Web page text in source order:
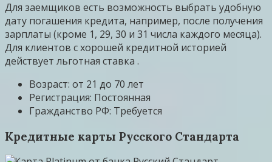
Для заемщиков есть возможность выбрать удобную
дату погашения кредита, например, после получения
зарплаты (кроме 1, 29, 30 и 31 числа каждого месяца).
Для клиентов с хорошей кредитной историей
действует льготная ставка .
Возраст: от 21 до 70 лет
Регистрация: Постоянная
Гражданство РФ: Требуется
Кредитные карты Русского Стандарта